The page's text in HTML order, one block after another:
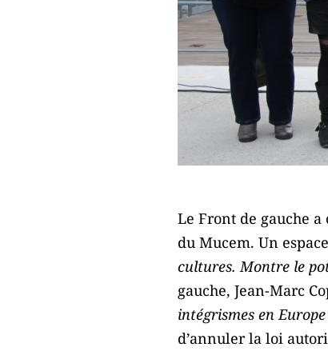
Le Front de gauche
du Mucem. Un
cultures. Montre le
gauche, Jean-Marc
intégrismes en Europe
d’annuler la loi